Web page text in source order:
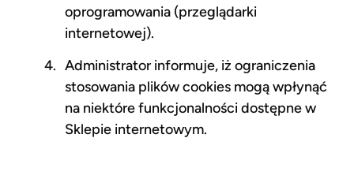
oprogramowania (przeglądarki
internetowej).
Administrator informuje, iż ograniczenia
stosowania plików cookies mogą wpłynąć
na niektóre funkcjonalności dostępne w
Sklepie internetowym.